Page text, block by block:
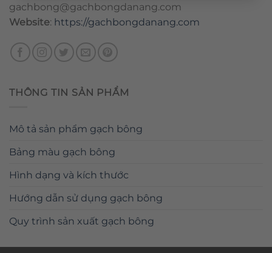
gachbong@gachbongdanang.com
Website: https://gachbongdanang.com
THÔNG TIN SẢN PHẨM
Mô tả sản phẩm gạch bông
Bảng màu gạch bông
Hình dạng và kích thước
Hướng dẫn sử dụng gạch bông
Quy trình sản xuất gạch bông